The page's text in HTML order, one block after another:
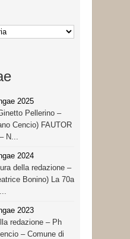
2025
Pellerino –
Cencio) FAUTOR
N...
2024
della redazione –
Bonino) La 70a
2023
redazione – Ph
– Comune di